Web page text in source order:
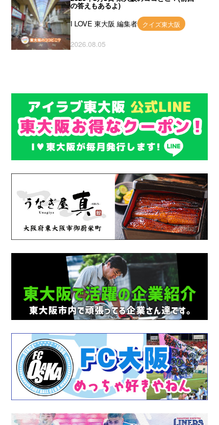
の答えもあるよ)
I LOVE 東大阪 編集者 クイズ東大阪
2026.08.05